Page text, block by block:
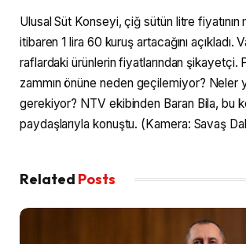
Ulusal Süt Konseyi, çiğ sütün litre fiyatının
itibaren 1 lira 60 kuruş artacağını açıkladı.
raflardaki ürünlerin fiyatlarından şikayetçi.
zammın önüne neden geçilemiyor? Neler
gerekiyor? NTV ekibinden Baran Bila, bu
paydaşlarıyla konuştu. (Kamera: Savaş
Related Posts